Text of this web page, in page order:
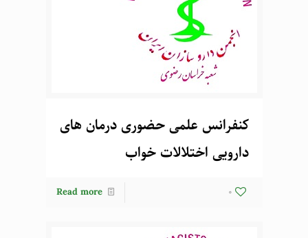
کنفرانس علمی حضوری درمان های
دارویی اختلالات خواب
0
Read more